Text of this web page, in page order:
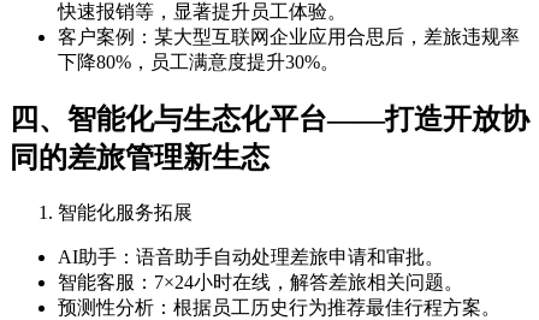
快速报销等，显著提升员工体验。
客户案例：某大型互联网企业应用合思后，差旅违规率
下降80%，员工满意度提升30%。
四、智能化与生态化平台——打造开放协
同的差旅管理新生态
智能化服务拓展
AI助手：语音助手自动处理差旅申请和审批。
智能客服：7×24小时在线，解答差旅相关问题。
预测性分析：根据员工历史行为推荐最佳行程方案。